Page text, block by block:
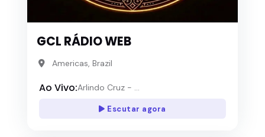
GCL RÁDIO WEB
Americas, Brazil
Ao Vivo:Arlindo Cruz - ...
Escutar agora